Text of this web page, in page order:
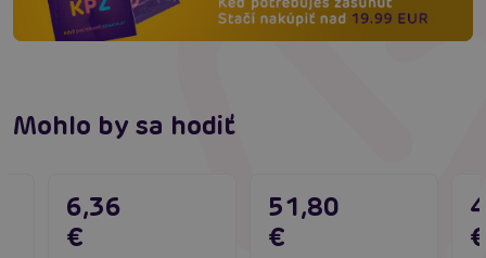
Mohlo by sa hodiť
6,36
€
51,80
€